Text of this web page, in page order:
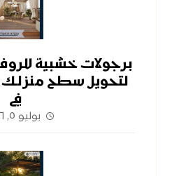
برجولات خشبية
لتحويل سطح منزلك
في
يوليو ٥, ٢٠٢٦